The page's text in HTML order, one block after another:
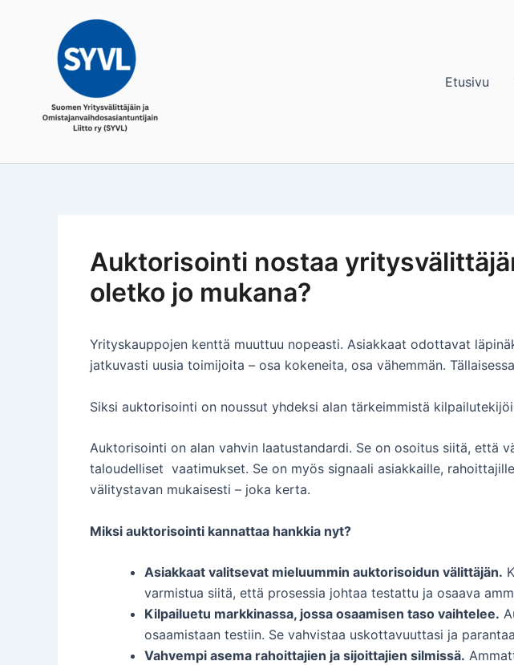
Etusivu
Auktorisointi nostaa
oletko jo mukana?
Yrityskauppojen kenttä muuttuu nopeasti. Asiakkaat odottavat
jatkuvasti uusia toimijoita – osa kokeneita, osa vähemmän.
Siksi auktorisointi on noussut yhdeksi alan tärkeimmistä
Auktorisointi on alan vahvin laatustandardi. Se on osoitus siitä, että
taloudelliset vaatimukset. Se on myös signaali asiakkaille,
välitystavan mukaisesti – joka kerta.
Miksi auktorisointi kannattaa hankkia nyt?
Asiakkaat valitsevat mieluummin auktorisoidun välittäjän.
varmistua siitä, että prosessia johtaa testattu ja osaava
Kilpailuetu markkinassa, jossa osaamisen taso vaihtelee.
osaamistaan testiin. Se vahvistaa uskottavuuttasi ja
Vahvempi asema rahoittajien ja sijoittajien silmissä.